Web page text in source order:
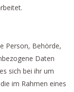
Person, Behörde,
Daten
sich bei ihr um
im Rahmen eines